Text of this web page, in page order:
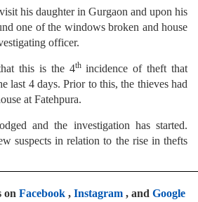
his daughter in Gurgaon and upon his
one of the windows broken and house
officer.
this is the 4thincidence of theft that
last 4 days. Prior to this, the thieves had
at Fatehpura.
and the investigation has started.
suspects in relation to the rise in thefts
on Facebook, Instagram, and Google